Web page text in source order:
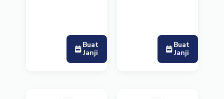
Buat
Janji
Buat
Janji